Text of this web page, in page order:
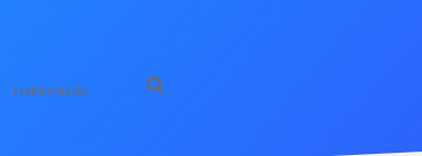
Hakkımızda